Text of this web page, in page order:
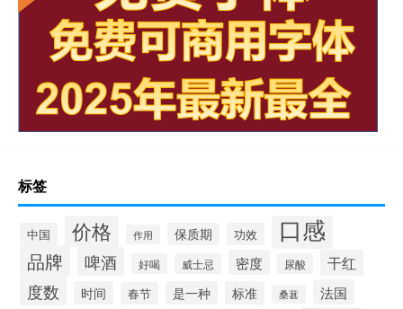
标签
中国 价格 作用 保质期 功效 口感
品牌 啤酒 好喝 威士忌 密度 尿酸 干红
度数 时间 春节 是一种 标准 桑葚 法国